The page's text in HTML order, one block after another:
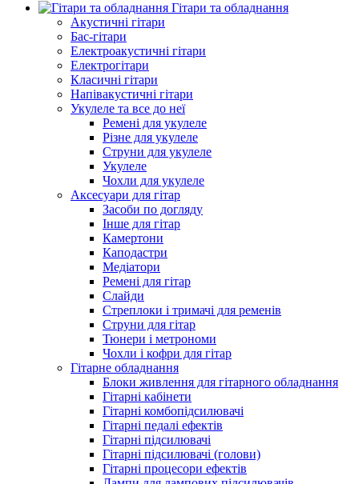
Гітари та обладнання
Акустичні гітари
Бас-гітари
Електроакустичні гітари
Електрогітари
Класичні гітари
Напівакустичні гітари
Укулеле та все до неї
Ремені для укулеле
Різне для укулеле
Струни для укулеле
Укулеле
Чохли для укулеле
Аксесуари для гітар
Засоби по догляду
Інше для гітар
Камертони
Каподастри
Медіатори
Ремені для гітар
Слайди
Стреплоки і тримачі для ременів
Струни для гітар
Тюнери і метрономи
Чохли і кофри для гітар
Гітарне обладнання
Блоки живлення для гітарного обладнання
Гітарні кабінети
Гітарні комбопідсилювачі
Гітарні педалі ефектів
Гітарні підсилювачі
Гітарні підсилювачі (голови)
Гітарні процесори ефектів